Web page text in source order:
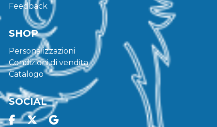
Feedback
SHOP
Personalizzazioni
Condizioni di vendita
Catalogo
SOCIAL